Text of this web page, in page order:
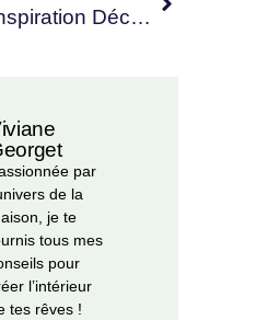
Inspiration Déco : 16 Façons D’embellir Les Murs Du Salon
par
de la
je te
tous mes
pour
l’intérieur
tes rêves !